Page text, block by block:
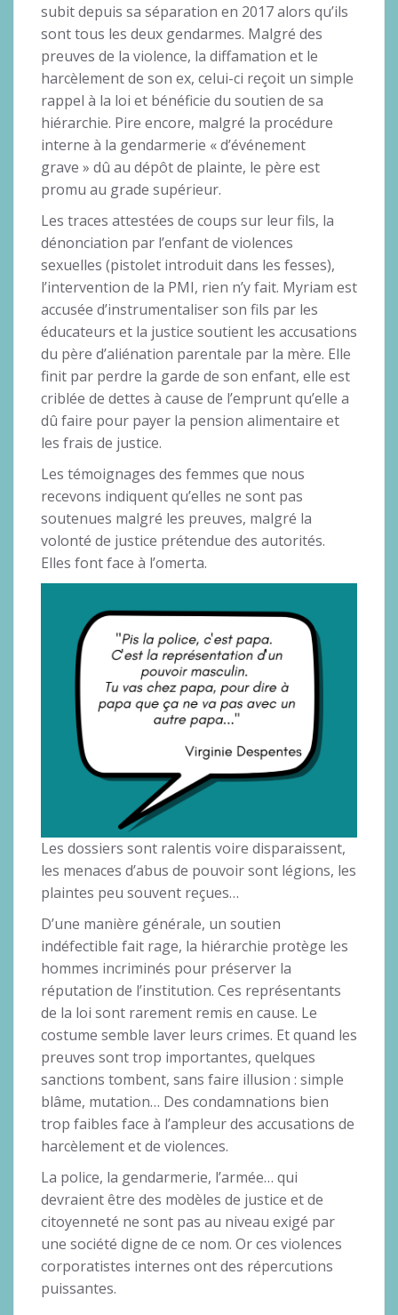
subit depuis sa séparation en 2017 alors qu’ils
sont tous les deux gendarmes. Malgré des
preuves de la violence, la diffamation et le
harcèlement de son ex, celui-ci reçoit un simple
rappel à la loi et bénéficie du soutien de sa
hiérarchie. Pire encore, malgré la procédure
interne à la gendarmerie « d’événement
grave » dû au dépôt de plainte, le père est
promu au grade supérieur.
Les traces attestées de coups sur leur fils, la
dénonciation par l’enfant de violences
sexuelles (pistolet introduit dans les fesses),
l’intervention de la PMI, rien n’y fait. Myriam est
accusée d’instrumentaliser son fils par les
éducateurs et la justice soutient les accusations
du père d’aliénation parentale par la mère. Elle
finit par perdre la garde de son enfant, elle est
criblée de dettes à cause de l’emprunt qu’elle a
dû faire pour payer la pension alimentaire et
les frais de justice.
Les témoignages des femmes que nous
recevons indiquent qu’elles ne sont pas
soutenues malgré les preuves, malgré la
volonté de justice prétendue des autorités.
Elles font face à l’omerta.
Les dossiers sont ralentis voire disparaissent,
les menaces d’abus de pouvoir sont légions, les
plaintes peu souvent reçues…
D’une manière générale, un soutien
indéfectible fait rage, la hiérarchie protège les
hommes incriminés pour préserver la
réputation de l’institution. Ces représentants
de la loi sont rarement remis en cause. Le
costume semble laver leurs crimes. Et quand les
preuves sont trop importantes, quelques
sanctions tombent, sans faire illusion : simple
blâme, mutation… Des condamnations bien
trop faibles face à l’ampleur des accusations de
harcèlement et de violences.
La police, la gendarmerie, l’armée… qui
devraient être des modèles de justice et de
citoyenneté ne sont pas au niveau exigé par
une société digne de ce nom. Or ces violences
corporatistes internes ont des répercutions
puissantes.